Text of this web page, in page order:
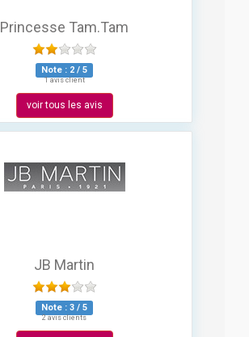
Princesse Tam.Tam
Note : 2 / 5
1 avis client
voir tous les avis
JB Martin
Note : 3 / 5
2 avis clients